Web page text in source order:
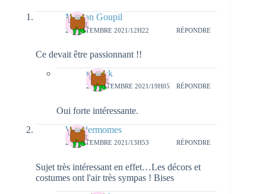
Maman Goupil
28 SEPTEMBRE 2021/12H22 RÉPONDRE
Ce devait être passionnant !!
natieak
29 SEPTEMBRE 2021/19H05 RÉPONDRE
Oui forte intéressante.
Wondermomes
28 SEPTEMBRE 2021/13H53 RÉPONDRE
Sujet très intéressant en effet…Les décors et
costumes ont l'air très sympas ! Bises